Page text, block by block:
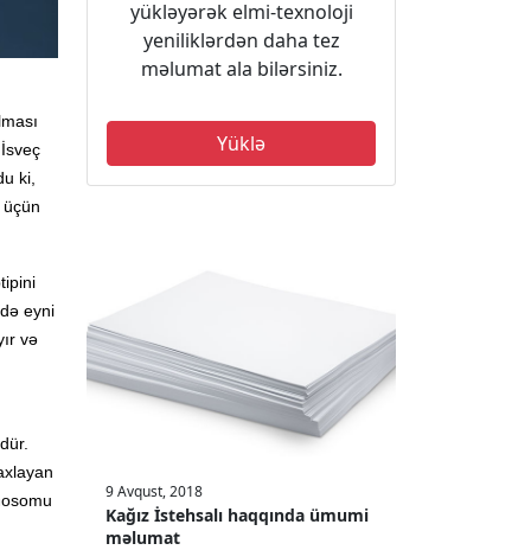
ki,
üçün
eyni
və
yükləyərək elmi-texnoloji
yeniliklərdən daha tez
məlumat ala bilərsiniz.
Yüklə
9 Avqust, 2018
Kağız İstehsalı haqqında ümumi
məlumat